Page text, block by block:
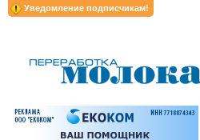
Уведомление подписчикам!